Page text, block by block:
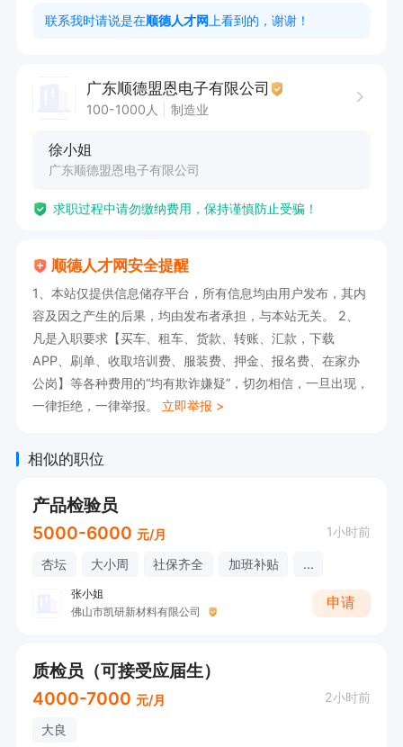
能独立地进行成型/冲压产品首件、IPQC、FQC、
勤奋、敬业、能吃苦，具有团队精神，能不断学
5、工作职责：
告。
产品符合图纸和检规的要求。
3） 对成型/冲压产品作OQC检验，并依规定完成
报告。
4) 正确无误地提供品管各工序产品的检验报告，
及时反馈品质信息给成型/冲压作改善。
5) 收集成型/冲压车间的质量信息，协助主管对质
6) 对检验不合格的产品及时提出品质异常联络
单，作好不合格品标识，并对不合格品的纠正作跟
踪验证。
7) 正确维护和保养所使用的计量检测设备。
8) 完成主管临时交办的其它工作。
职位福利：全勤奖、包吃、包住、补充医疗保险、
节日福利、带薪年假、绩效奖金
联系我时请说是在顺德人才网 上看到的，谢谢！
广东顺德盟恩电子有限公司
100-1000人 制造业
徐小姐
广东顺德盟恩电子有限公司
求职过程中请勿缴纳费用，保持谨慎防止受骗！
顺德人才网安全提醒
1、本站仅提供信息储存平台，所有信息均由用户发布，其内
容及因之产生的后果，均由发布者承担，与本站无关。 2、
凡是入职要求【买车、租车、货款、转账、汇款，下载
APP、刷单、收取培训费、服装费、押金、报名费、在家办
公岗】等各种费用的“均有欺诈嫌疑”，切勿相信，一旦出现，
一律拒绝，一律举报。 立即举报 >
相似的职位
产品检验员
5000-6000 元/月 1小时前
杏坛 大小周 社保齐全 加班补贴 ...
张小姐
佛山市凯研新材料有限公司
申请
质检员（可接受应届生）
4000-7000 元/月 2小时前
大良